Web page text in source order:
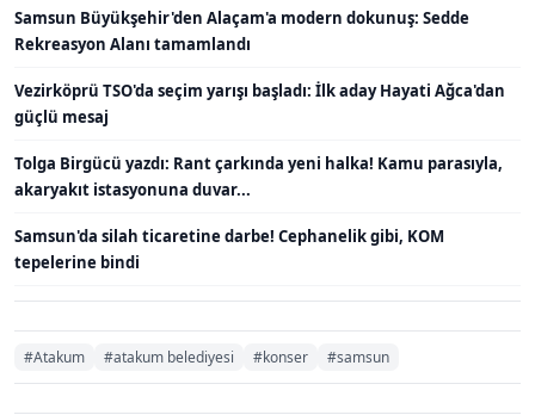
Samsun Büyükşehir'den Alaçam'a modern dokunuş: Sedde
Rekreasyon Alanı tamamlandı
Vezirköprü TSO'da seçim yarışı başladı: İlk aday Hayati Ağca'dan
güçlü mesaj
Tolga Birgücü yazdı: Rant çarkında yeni halka! Kamu parasıyla,
akaryakıt istasyonuna duvar...
Samsun'da silah ticaretine darbe! Cephanelik gibi, KOM
tepelerine bindi
#Atakum #atakum belediyesi #konser #samsun